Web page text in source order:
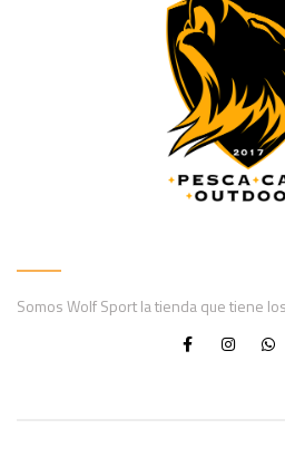
Somos Wolf Sport la tienda que tiene